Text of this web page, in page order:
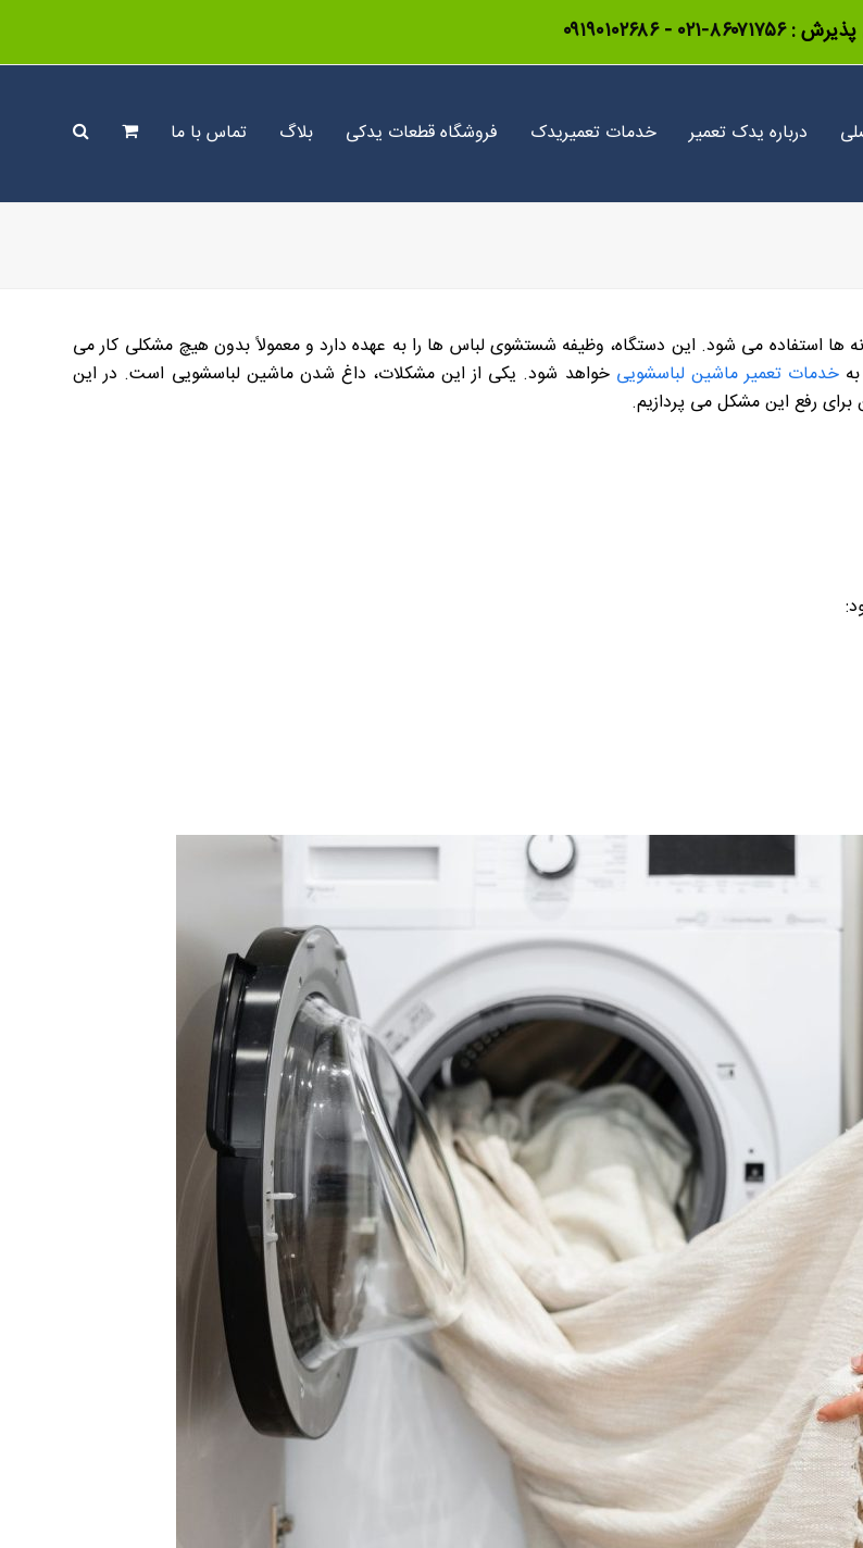
پذیرش :۸۶۰۷۱۷۵۶-۰۲۱ -۰۹۱۹۰۱۰۲۶۸۶
درباره یدک تعمیر خدمات تعمیریدک فروشگاه قطعات یدکی بلاگ تماس با ما
ها استفاده می شود. این دستگاه، وظیفه شستشوی لباس ها را به عهده دارد و معمولاً بدون هیچ مشکلی کار می
خدمات تعمیر ماشین لباسشویی خواهد شود. یکی از این مشکلات، داغ شدن ماشین لباسشویی است. در این
رفع این مشکل می پردازیم.